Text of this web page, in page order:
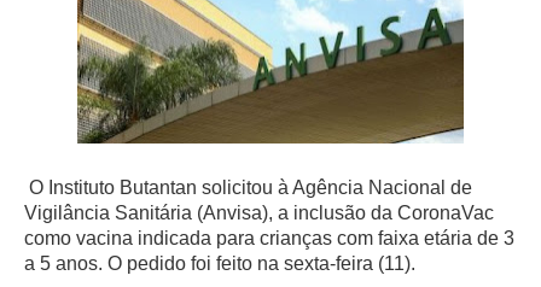
O Instituto Butantan solicitou à Agência Nacional de
Vigilância Sanitária (Anvisa), a inclusão da CoronaVac
como vacina indicada para crianças com faixa etária de 3
a 5 anos. O pedido foi feito na sexta-feira (11).